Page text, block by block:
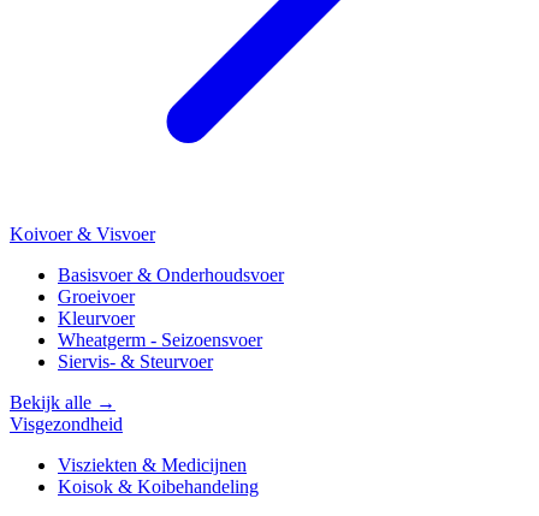
Koivoer & Visvoer
Basisvoer & Onderhoudsvoer
Groeivoer
Kleurvoer
Wheatgerm - Seizoensvoer
Siervis- & Steurvoer
Bekijk alle →
Visgezondheid
Visziekten & Medicijnen
Koisok & Koibehandeling